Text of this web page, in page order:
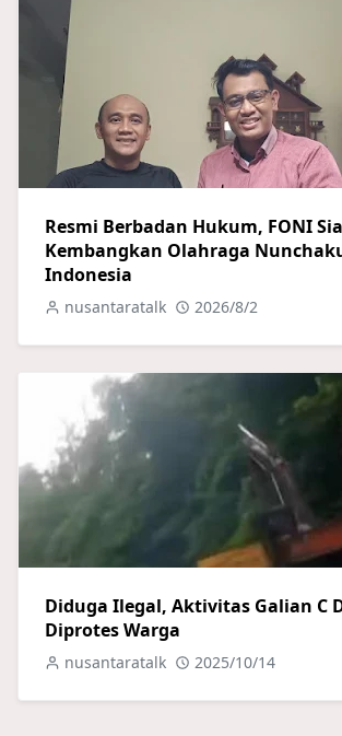
Resmi Berbadan Hukum, FONI
Kembangkan Olahraga
Indonesia
nusantaratalk 2026/8/2
Diduga Ilegal, Aktivitas Galian C
Diprotes Warga
nusantaratalk 2025/10/14